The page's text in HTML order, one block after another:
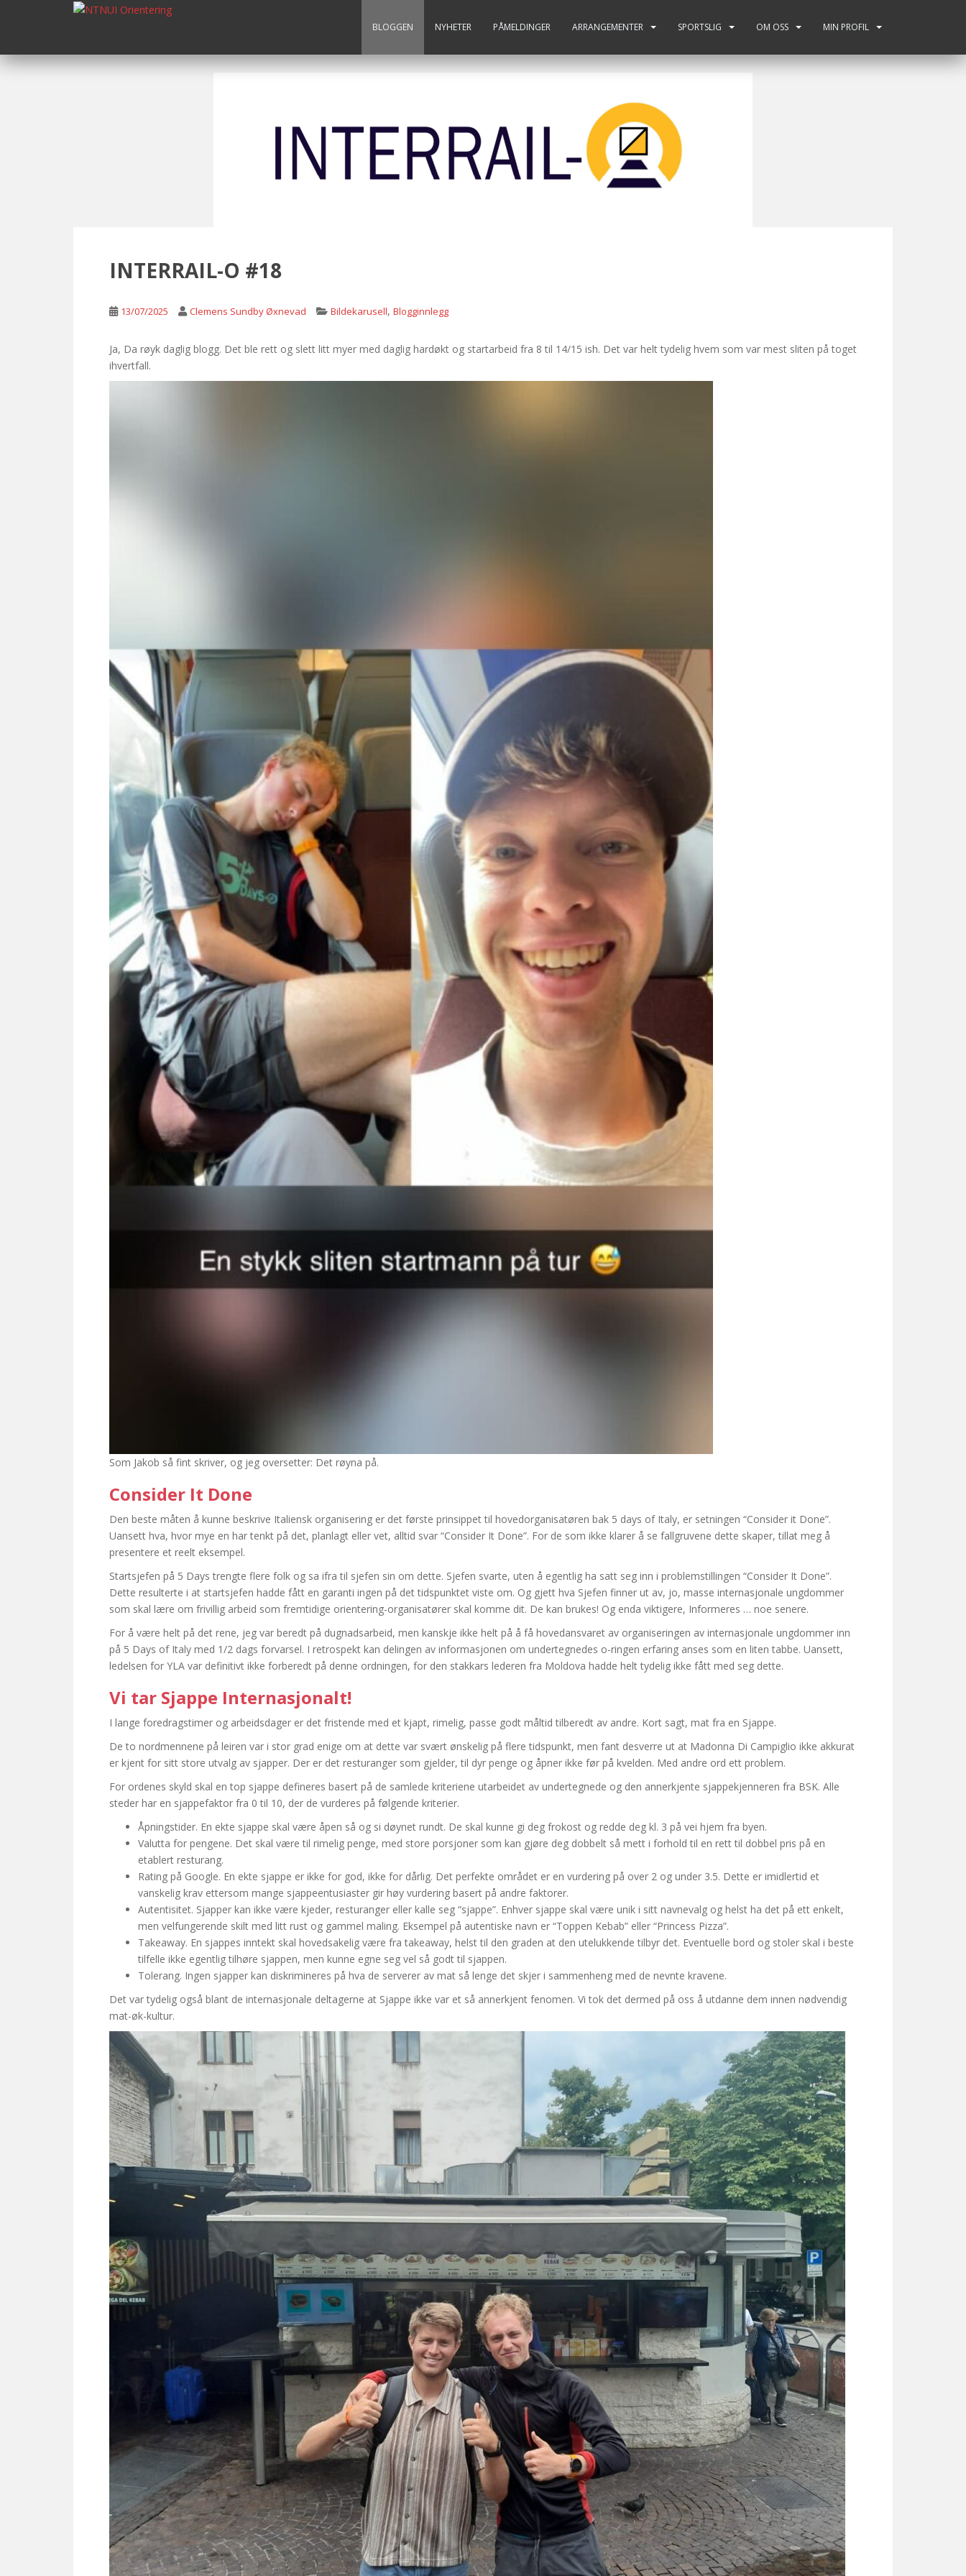
p
BLOGGEN NYHETER PÅMELDINGER ARRANGEMENTER SPORTSLIG OM OSS MIN PROFIL
INTERRAIL-O #18
13/07/2025 Clemens Sundby Øxnevad Bildekarusell, Blogginnlegg
Ja, Da røyk daglig blogg. Det ble rett og slett litt myer med daglig hardøkt og startarbeid fra 8 til 14/15 ish. Det var helt tydelig hvem som var mest sliten på toget
ihvertfall.
Som Jakob så fint skriver, og jeg oversetter: Det røyna på.
Consider It Done
Den beste måten å kunne beskrive Italiensk organisering er det første prinsippet til hovedorganisatøren bak 5 days of Italy, er setningen “Consider it Done”.
Uansett hva, hvor mye en har tenkt på det, planlagt eller vet, alltid svar “Consider It Done”. For de som ikke klarer å se fallgruvene dette skaper, tillat meg å
presentere et reelt eksempel.
Startsjefen på 5 Days trengte flere folk og sa ifra til sjefen sin om dette. Sjefen svarte, uten å egentlig ha satt seg inn i problemstillingen “Consider It Done”.
Dette resulterte i at startsjefen hadde fått en garanti ingen på det tidspunktet viste om. Og gjett hva Sjefen finner ut av, jo, masse internasjonale ungdommer
som skal lære om frivillig arbeid som fremtidige orientering-organisatører skal komme dit. De kan brukes! Og enda viktigere, Informeres … noe senere.
For å være helt på det rene, jeg var beredt på dugnadsarbeid, men kanskje ikke helt på å få hovedansvaret av organiseringen av internasjonale ungdommer inn
på 5 Days of Italy med 1/2 dags forvarsel. I retrospekt kan delingen av informasjonen om undertegnedes o-ringen erfaring anses som en liten tabbe. Uansett,
ledelsen for YLA var definitivt ikke forberedt på denne ordningen, for den stakkars lederen fra Moldova hadde helt tydelig ikke fått med seg dette.
Vi tar Sjappe Internasjonalt!
I lange foredragstimer og arbeidsdager er det fristende med et kjapt, rimelig, passe godt måltid tilberedt av andre. Kort sagt, mat fra en Sjappe.
De to nordmennene på leiren var i stor grad enige om at dette var svært ønskelig på flere tidspunkt, men fant desverre ut at Madonna Di Campiglio ikke akkurat
er kjent for sitt store utvalg av sjapper. Der er det resturanger som gjelder, til dyr penge og åpner ikke før på kvelden. Med andre ord ett problem.
For ordenes skyld skal en top sjappe defineres basert på de samlede kriteriene utarbeidet av undertegnede og den annerkjente sjappekjenneren fra BSK. Alle
steder har en sjappefaktor fra 0 til 10, der de vurderes på følgende kriterier.
Åpningstider. En ekte sjappe skal være åpen så og si døynet rundt. De skal kunne gi deg frokost og redde deg kl. 3 på vei hjem fra byen.
Valutta for pengene. Det skal være til rimelig penge, med store porsjoner som kan gjøre deg dobbelt så mett i forhold til en rett til dobbel pris på en
etablert resturang.
Rating på Google. En ekte sjappe er ikke for god, ikke for dårlig. Det perfekte området er en vurdering på over 2 og under 3.5. Dette er imidlertid et
vanskelig krav ettersom mange sjappeentusiaster gir høy vurdering basert på andre faktorer.
Autentisitet. Sjapper kan ikke være kjeder, resturanger eller kalle seg “sjappe”. Enhver sjappe skal være unik i sitt navnevalg og helst ha det på ett enkelt,
men velfungerende skilt med litt rust og gammel maling. Eksempel på autentiske navn er “Toppen Kebab” eller “Princess Pizza”.
Takeaway. En sjappes inntekt skal hovedsakelig være fra takeaway, helst til den graden at den utelukkende tilbyr det. Eventuelle bord og stoler skal i beste
tilfelle ikke egentlig tilhøre sjappen, men kunne egne seg vel så godt til sjappen.
Tolerang. Ingen sjapper kan diskrimineres på hva de serverer av mat så lenge det skjer i sammenheng med de nevnte kravene.
Det var tydelig også blant de internasjonale deltagerne at Sjappe ikke var et så annerkjent fenomen. Vi tok det dermed på oss å utdanne dem innen nødvendig
mat-øk-kultur.